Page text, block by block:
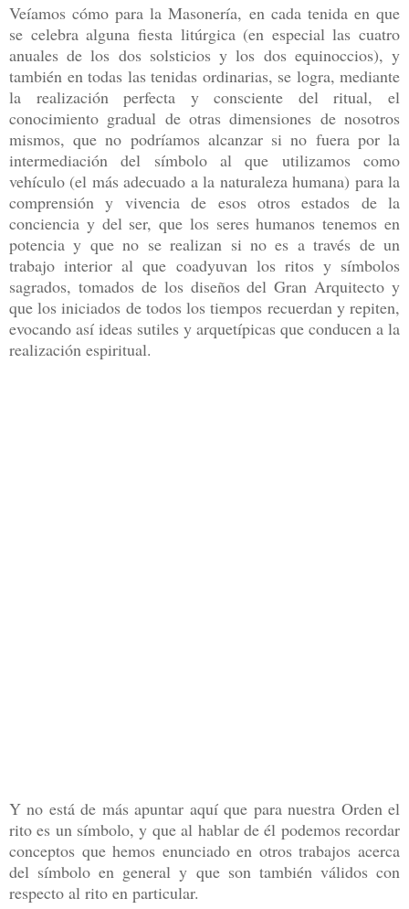
Veíamos cómo para la Masonería, en cada tenida en que
se celebra alguna fiesta litúrgica (en especial las cuatro
anuales de los dos solsticios y los dos equinoccios), y
también en todas las tenidas ordinarias, se logra, mediante
la realización perfecta y consciente del ritual, el
conocimiento gradual de otras dimensiones de nosotros
mismos, que no podríamos alcanzar si no fuera por la
intermediación del símbolo al que utilizamos como
vehículo (el más adecuado a la naturaleza humana) para la
comprensión y vivencia de esos otros estados de la
conciencia y del ser, que los seres humanos tenemos en
potencia y que no se realizan si no es a través de un
trabajo interior al que coadyuvan los ritos y símbolos
sagrados, tomados de los diseños del Gran Arquitecto y
que los iniciados de todos los tiempos recuerdan y repiten,
evocando así ideas sutiles y arquetípicas que conducen a la
realización espiritual.
Y no está de más apuntar aquí que para nuestra Orden el
rito es un símbolo, y que al hablar de él podemos recordar
conceptos que hemos enunciado en otros trabajos acerca
del símbolo en general y que son también válidos con
respecto al rito en particular.